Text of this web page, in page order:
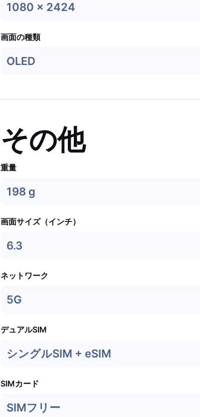
1080 x 2424
画面の種類
OLED
その他
重量
198 g
画面サイズ（インチ）
6.3
ネットワーク
5G
デュアルSIM
シングルSIM + eSIM
SIMカード
SIMフリー